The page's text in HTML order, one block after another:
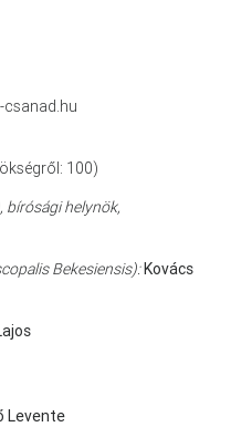
csanad.hu
100)
bírósági helynök,
Bekesiensis):Kovács
Levente